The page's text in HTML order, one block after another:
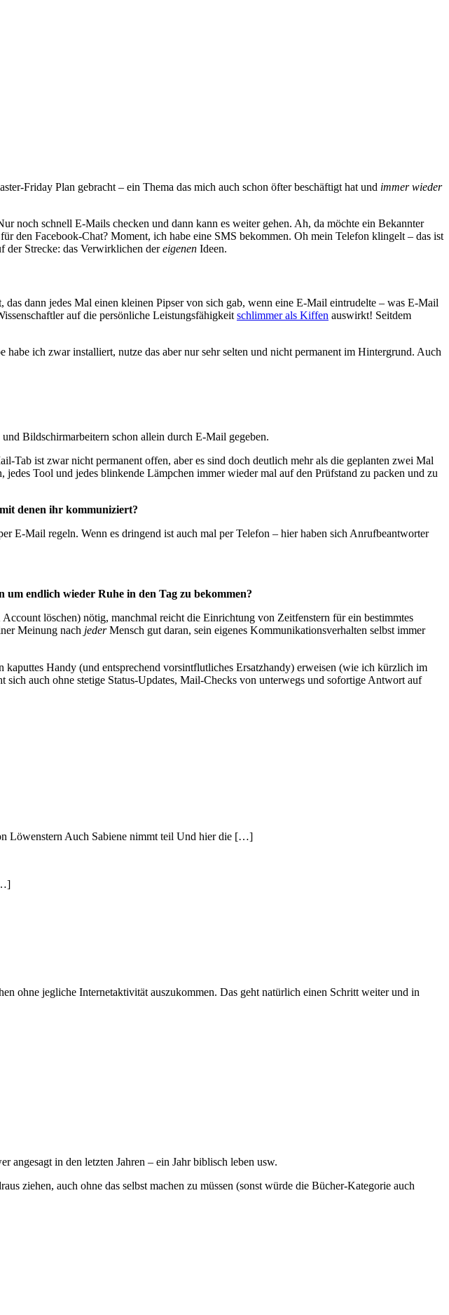
Friday Plan gebracht – ein Thema das mich auch schon öfter beschäftigt hat und immer wieder
noch schnell E-Mails checken und dann kann es weiter gehen. Ah, da möchte ein Bekannter
den Facebook-Chat? Moment, ich habe eine SMS bekommen. Oh mein Telefon klingelt – das ist
der Strecke: das Verwirklichen dereigenen Ideen.
dann jedes Mal einen kleinen Pipser von sich gab, wenn eine E-Mail eintrudelte – was E-Mail
auf die persönliche Leistungsfähigkeit schlimmer als Kiffen auswirkt! Seitdem
ich zwar installiert, nutze das aber nur sehr selten und nicht permanent im Hintergrund. Auch
Bildschirmarbeitern schon allein durch E-Mail gegeben.
Tab ist zwar nicht permanent offen, aber es sind doch deutlich mehr als die geplanten zwei Mal
Tool und jedes blinkende Lämpchen immer wieder mal auf den Prüfstand zu packen und zu
denen ihr kommuniziert?
E-Mail regeln. Wenn es dringend ist auch mal per Telefon – hier haben sich Anrufbeantworter
endlich wieder Ruhe in den Tag zu bekommen?
löschen) nötig, manchmal reicht die Einrichtung von Zeitfenstern für ein bestimmtes
Meinung nach jederMensch gut daran, sein eigenes Kommunikationsverhalten selbst immer
Handy (und entsprechend vorsintflutliches Ersatzhandy) erweisen (wie ich kürzlich im
auch ohne stetige Status-Updates, Mail-Checks von unterwegs und sofortige Antwort auf
Löwenstern Auch Sabiene nimmt teil Und hier die […]
ohne jegliche Internetaktivität auszukommen. Das geht natürlich einen Schritt weiter und in
angesagt in den letzten Jahren – ein Jahr biblisch leben usw.
ziehen, auch ohne das selbst machen zu müssen (sonst würde die Bücher-Kategorie auch